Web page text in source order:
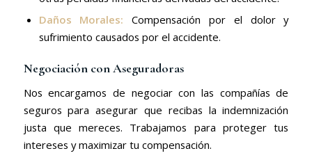
Daños Morales: Compensación por el dolor y
sufrimiento causados por el accidente.
Negociación con Aseguradoras
Nos encargamos de negociar con las compañías de
seguros para asegurar que recibas la indemnización
justa que mereces. Trabajamos para proteger tus
intereses y maximizar tu compensación.